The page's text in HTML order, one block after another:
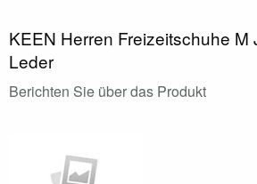
KEEN Herren Freizeitschuhe M
Leder
Berichten Sie über das Produkt